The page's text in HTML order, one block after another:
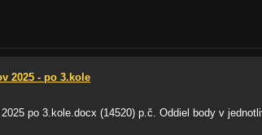
2025 - po 3.kole
po 3.kole.docx (14520) p.č. Oddiel body v